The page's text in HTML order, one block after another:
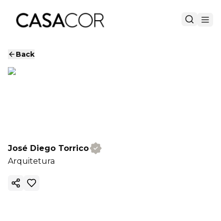
Back
José Diego Torrico
Arquitetura
Copy ink